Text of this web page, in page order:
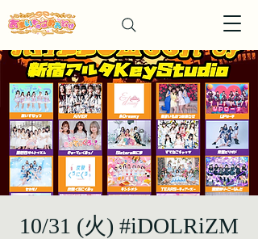
10/31 (火) #iDOLRiZM